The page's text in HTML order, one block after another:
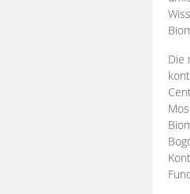
Die